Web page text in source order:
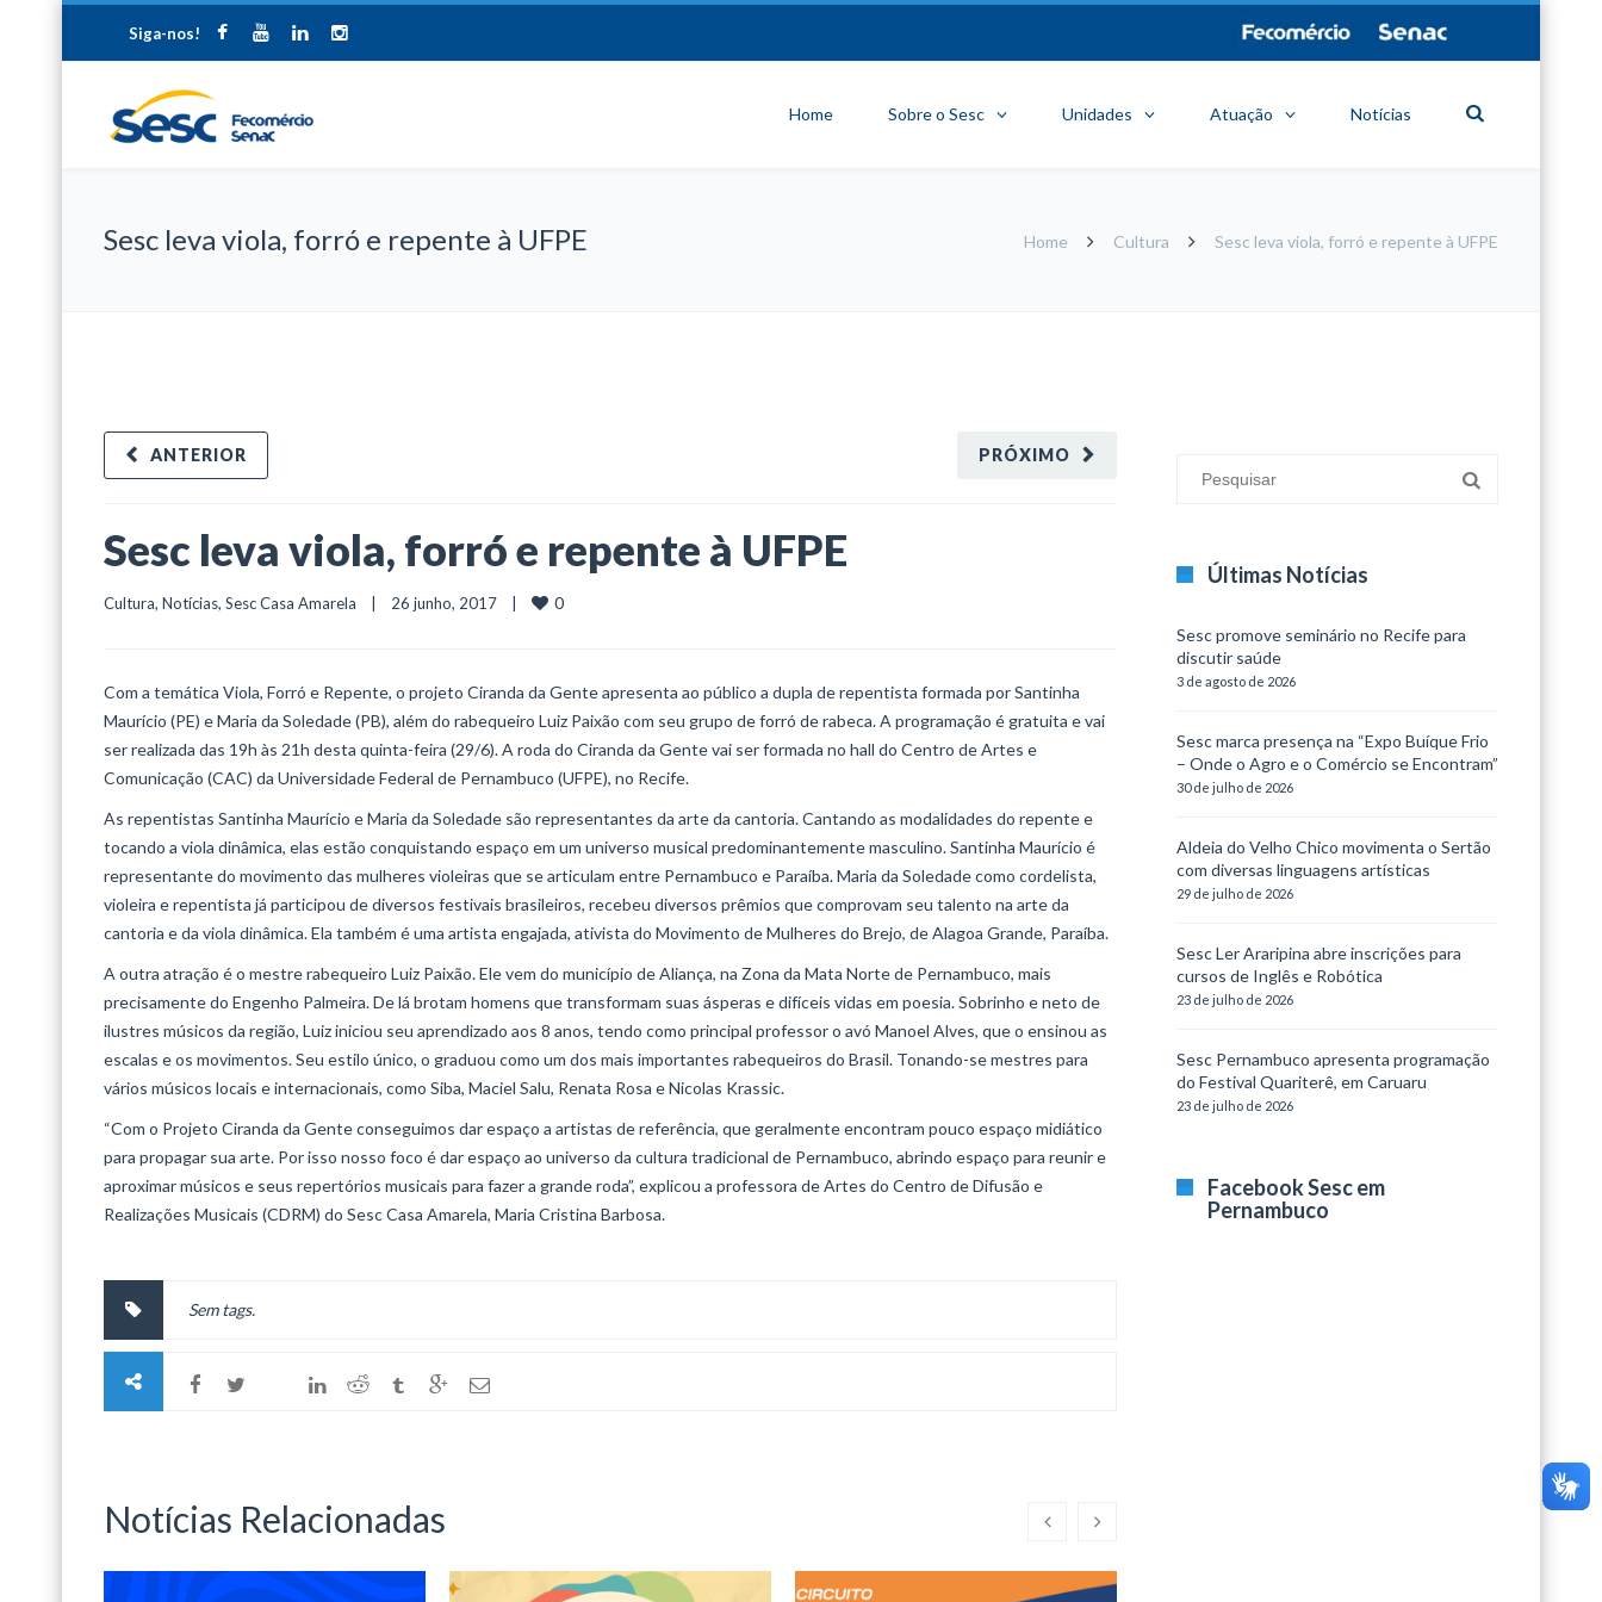
Siga-nos!
Home Sobre o Sesc Unidades Atuação Notícias
Sesc leva viola, forró e repente à UFPE Home Cultura Sesc leva viola, forró e repente à UFPE
PRÓXIMO
ANTERIOR
Sesc leva viola, forró e repente à UFPE
Cultura, Notícias, Sesc Casa Amarela
    |    26 junho, 2017    |
0
Com a temática Viola, Forró e Repente, o projeto Ciranda da Gente apresenta ao público a dupla de repentista formada por Santinha
Maurício (PE) e Maria da Soledade (PB), além do rabequeiro Luiz Paixão com seu grupo de forró de rabeca. A programação é gratuita e vai
ser realizada das 19h às 21h desta quinta-feira (29/6). A roda do Ciranda da Gente vai ser formada no hall do Centro de Artes e
Comunicação (CAC) da Universidade Federal de Pernambuco (UFPE), no Recife.
As repentistas Santinha Maurício e Maria da Soledade são representantes da arte da cantoria. Cantando as modalidades do repente e
tocando a viola dinâmica, elas estão conquistando espaço em um universo musical predominantemente masculino. Santinha Maurício é
representante do movimento das mulheres violeiras que se articulam entre Pernambuco e Paraíba. Maria da Soledade como cordelista,
violeira e repentista já participou de diversos festivais brasileiros, recebeu diversos prêmios que comprovam seu talento na arte da
cantoria e da viola dinâmica. Ela também é uma artista engajada, ativista do Movimento de Mulheres do Brejo, de Alagoa Grande, Paraíba.
A outra atração é o mestre rabequeiro Luiz Paixão. Ele vem do município de Aliança, na Zona da Mata Norte de Pernambuco, mais
precisamente do Engenho Palmeira. De lá brotam homens que transformam suas ásperas e difíceis vidas em poesia. Sobrinho e neto de
ilustres músicos da região, Luiz iniciou seu aprendizado aos 8 anos, tendo como principal professor o avó Manoel Alves, que o ensinou as
escalas e os movimentos. Seu estilo único, o graduou como um dos mais importantes rabequeiros do Brasil. Tonando-se mestres para
vários músicos locais e internacionais, como Siba, Maciel Salu, Renata Rosa e Nicolas Krassic.
“Com o Projeto Ciranda da Gente conseguimos dar espaço a artistas de referência, que geralmente encontram pouco espaço midiático
para propagar sua arte. Por isso nosso foco é dar espaço ao universo da cultura tradicional de Pernambuco, abrindo espaço para reunir e
aproximar músicos e seus repertórios musicais para fazer a grande roda”, explicou a professora de Artes do Centro de Difusão e
Realizações Musicais (CDRM) do Sesc Casa Amarela, Maria Cristina Barbosa.
Sem tags.
Notícias Relacionadas
Últimas Notícias
Sesc promove seminário no Recife para
discutir saúde
3 de agosto de 2026
Sesc marca presença na “Expo Buíque Frio
– Onde o Agro e o Comércio se Encontram”
30 de julho de 2026
Aldeia do Velho Chico movimenta o Sertão
com diversas linguagens artísticas
29 de julho de 2026
Sesc Ler Araripina abre inscrições para
cursos de Inglês e Robótica
23 de julho de 2026
Sesc Pernambuco apresenta programação
do Festival Quariterê, em Caruaru
23 de julho de 2026
Facebook Sesc em
Pernambuco